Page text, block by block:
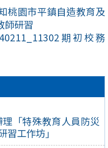
「特殊教育人員防災
工作坊」
桃園市平鎮自造教育及
師研習
期初校務